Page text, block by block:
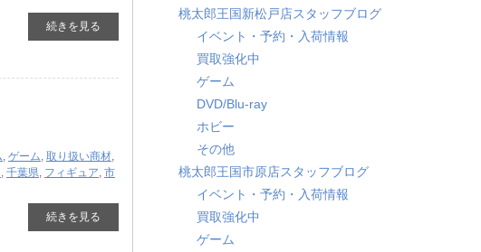
続きを見る
, ゲーム, 取り扱い商材,
, 千葉県, フィギュア, 市
続きを見る
桃太郎王国新松戸店スタッフブログ
イベント・予約・入荷情報
買取強化中
ゲーム
DVD/Blu-ray
ホビー
その他
桃太郎王国市原店スタッフブログ
イベント・予約・入荷情報
買取強化中
ゲーム